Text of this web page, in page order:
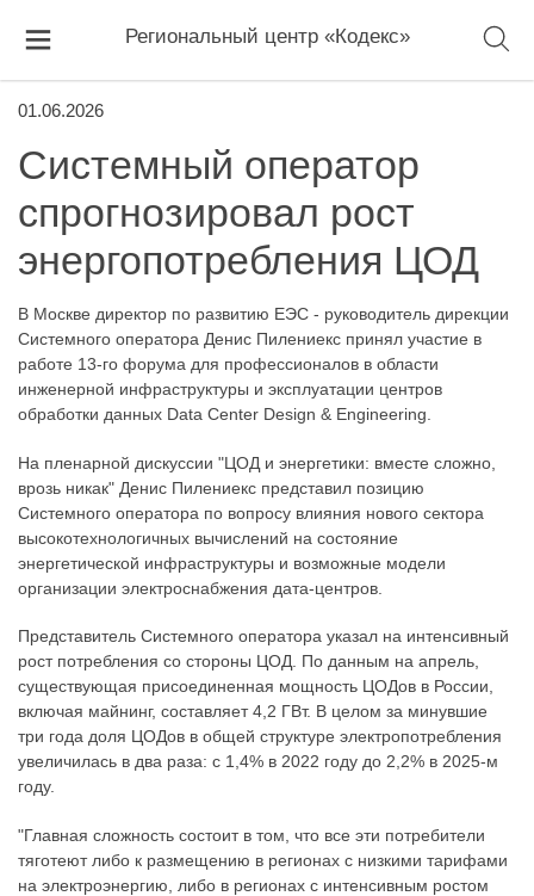
Региональный центр «Кодекс»
01.06.2026
Системный оператор
спрогнозировал рост
энергопотребления ЦОД
В Москве директор по развитию ЕЭС - руководитель дирекции
Системного оператора Денис Пилениекс принял участие в
работе 13-го форума для профессионалов в области
инженерной инфраструктуры и эксплуатации центров
обработки данных Data Center Design & Engineering.
На пленарной дискуссии "ЦОД и энергетики: вместе сложно,
врозь никак" Денис Пилениекс представил позицию
Системного оператора по вопросу влияния нового сектора
высокотехнологичных вычислений на состояние
энергетической инфраструктуры и возможные модели
организации электроснабжения дата-центров.
Представитель Системного оператора указал на интенсивный
рост потребления со стороны ЦОД. По данным на апрель,
существующая присоединенная мощность ЦОДов в России,
включая майнинг, составляет 4,2 ГВт. В целом за минувшие
три года доля ЦОДов в общей структуре электропотребления
увеличилась в два раза: с 1,4% в 2022 году до 2,2% в 2025-м
году.
"Главная сложность состоит в том, что все эти потребители
тяготеют либо к размещению в регионах с низкими тарифами
на электроэнергию, либо в регионах с интенсивным ростом